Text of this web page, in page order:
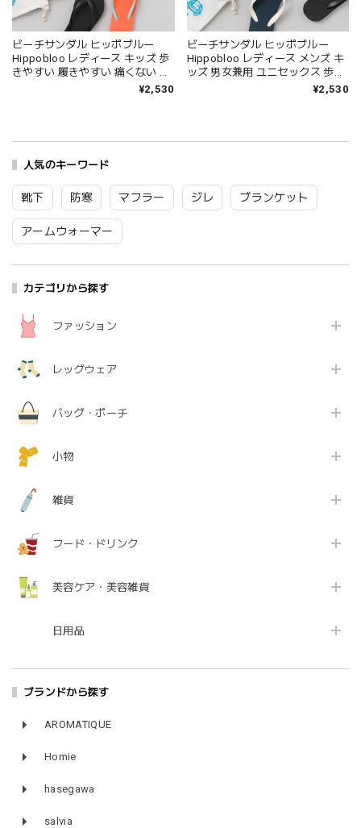
人気のキーワード
靴下 防寒 マフラー ジレ ブランケット
アームウォーマー
カテゴリから探す
ファッション
レッグウェア
バッグ・ポーチ
小物
雑貨
フード・ドリンク
美容ケア・美容雑貨
日用品
ブランドから探す
AROMATIQUE
Homie
hasegawa
salvia
ビーチサンダル ヒッポブルー
Hippobloo レディース キッズ 歩
きやすい 履きやすい 痛くない サ
ンダル ビーサン おしゃれ 可愛い
¥2,530
ビーチサンダル ヒッポブルー
Hippobloo レディース メンズ キ
ッズ 男女兼用 ユニセックス 歩き
やすい 履きやすい 痛くない サン
夏 アウトドア Original Hi002
¥2,530